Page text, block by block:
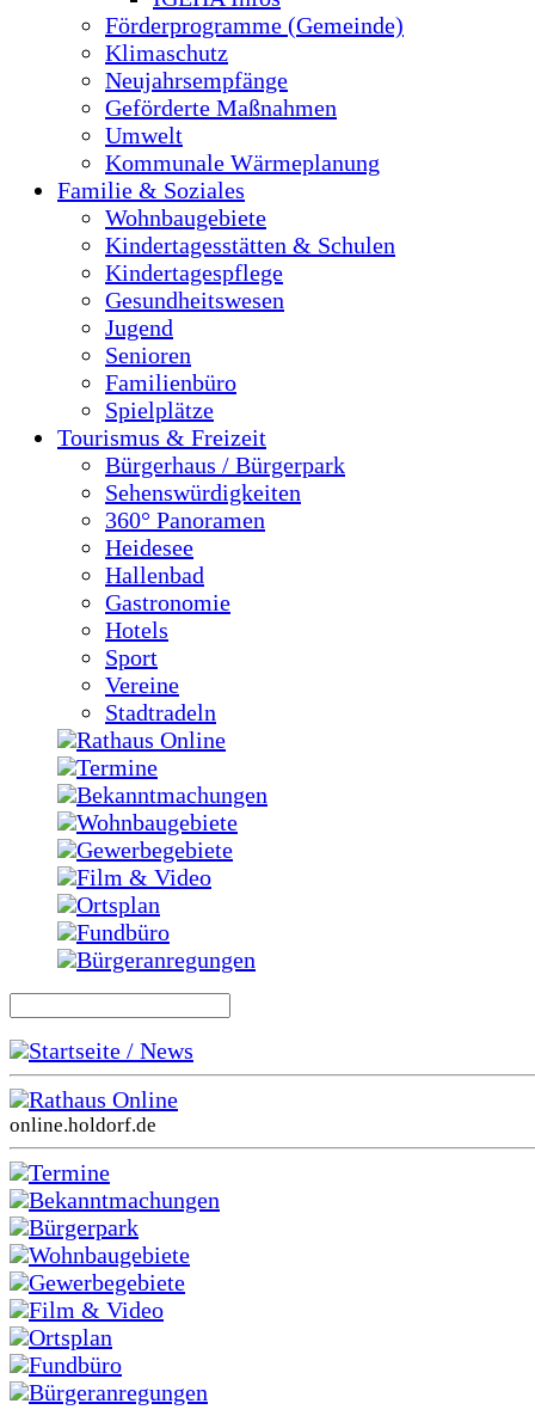
Förderprogramme (Gemeinde)
Klimaschutz
Neujahrsempfänge
Geförderte Maßnahmen
Umwelt
Kommunale Wärmeplanung
Familie & Soziales
Wohnbaugebiete
Kindertagesstätten & Schulen
Kindertagespflege
Gesundheitswesen
Jugend
Senioren
Familienbüro
Spielplätze
Tourismus & Freizeit
Bürgerhaus / Bürgerpark
Sehenswürdigkeiten
360° Panoramen
Heidesee
Hallenbad
Gastronomie
Hotels
Sport
Vereine
Stadtradeln
Rathaus Online
Termine
Bekanntmachungen
Wohnbaugebiete
Gewerbegebiete
Film & Video
Ortsplan
Fundbüro
Bürgeranregungen
Startseite / News
Rathaus Online
online.holdorf.de
Termine
Bekanntmachungen
Bürgerpark
Wohnbaugebiete
Gewerbegebiete
Film & Video
Ortsplan
Fundbüro
Bürgeranregungen